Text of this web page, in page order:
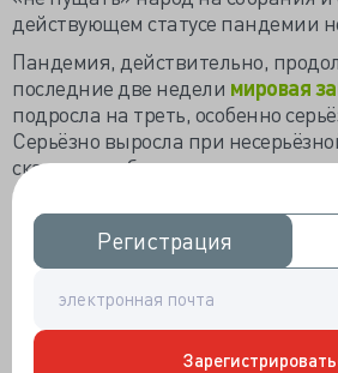
Регистрация
Регистрация
действующем статусе пандемии
Пандемия, действительно,
последние две недели мировая
подросла на треть, особенно
Серьёзно выросла при
скажешь, заболеваемость
годичной давности, и смертность
но средняя летальность упала с
0,5–0,4% и ниже. В рейтинге
заболеваемости COVID-19Россия
и 8 местами, на первом – США с
Академик СергейНетёсов
наметился рост заболеваемости.